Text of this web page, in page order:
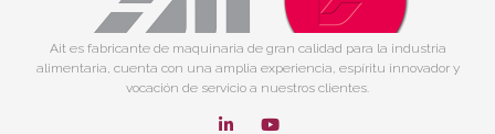
Ait es fabricante de maquinaria de gran calidad para la industria
alimentaria, cuenta con una amplia experiencia, espíritu innovador y
vocación de servicio a nuestros clientes.